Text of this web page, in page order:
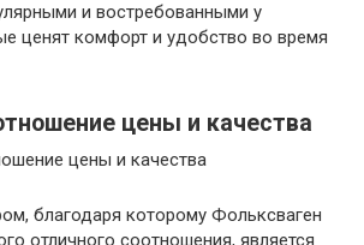
и востребованными у
ценят комфорт и удобство во время
цены и качества
благодаря которому Фольксваген
отличного соотношения, является